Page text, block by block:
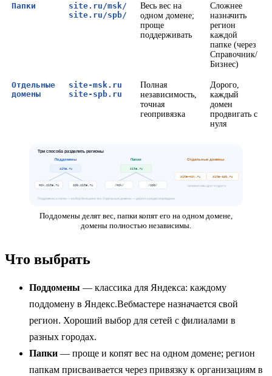
Папки
site.ru/msk/
site.ru/spb/
Весь вес на
одном домене;
проще
поддерживать
Сложнее
назначить
регион
каждой
папке (через
Справочник/
Бизнес)
Отдельные
домены
site-msk.ru
site-spb.ru
Полная
независимость,
точная
геопривязка
Дорого,
каждый
домен
продвигать с
нуля
Три способа разделить регионы
Поддомены Папки Отдельные домены
site.ru
msk.site.ru spb.site.ru
site.ru
/msk/ /spb/
site-msk.ru site-spb.ru
независимы друг от друга
Поддомены и папки — выбор большинства. Отдельные домены — дорого и редко оправдано.
Поддомены делят вес, папки копят его на одном домене,
домены полностью независимы.
Что выбрать
Поддомены — классика для Яндекса: каждому
поддомену в Яндекс.Вебмастере назначается свой
регион. Хороший выбор для сетей с филиалами в
разных городах.
Папки — проще и копят вес на одном домене; регион
папкам присваивается через привязку к организациям в